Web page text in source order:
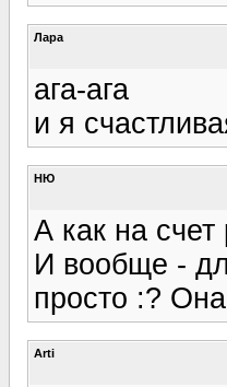
Лара
ага-ага
и я
НЮ
А как на
И вообще -
просто :? Она
Arti